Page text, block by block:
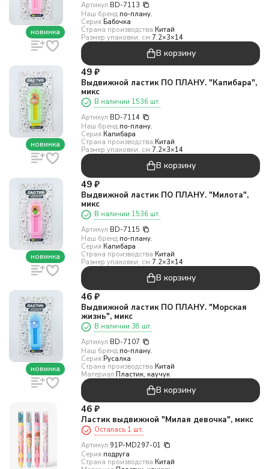
новинка
Артикул:BD-7113
Наш бренд:по-плану.
Серия:Бабочка
Страна производства:Китай
Размер упаковки, см:7.2×3×14
В корзину
новинка
49 ₽
Выдвижной ластик ПО ПЛАНУ. "Капибара",
микс
В наличии 1536 шт.
Артикул:BD-7114
Наш бренд:по-плану.
Серия:Капибара
Страна производства:Китай
Размер упаковки, см:7.2×3×14
В корзину
новинка
49 ₽
Выдвижной ластик ПО ПЛАНУ. "Милота",
микс
В наличии 1536 шт.
Артикул:BD-7115
Наш бренд:по-плану.
Серия:Капибара
Страна производства:Китай
Размер упаковки, см:7.2×3×14
В корзину
новинка
46 ₽
Выдвижной ластик ПО ПЛАНУ. "Морская
жизнь", микс
В наличии 38 шт.
Артикул:BD-7107
Наш бренд:по-плану.
Серия:Русалка
Страна производства:Китай
Материал:Пластик, каучук
В корзину
46 ₽
Ластик выдвижной "Милая девочка", микс
Осталась 1 шт.
Артикул:91P-MD297-01
Серия:подруга
Страна производства:Китай